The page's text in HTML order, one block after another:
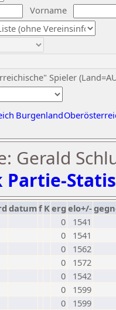
Vorname
Spieler
Burgenland
Gerald
Partie-
datumf Kerg elo+/-
0
1541
0
1541
0
1562
0
1572
0
1542
0
1599
0
1599